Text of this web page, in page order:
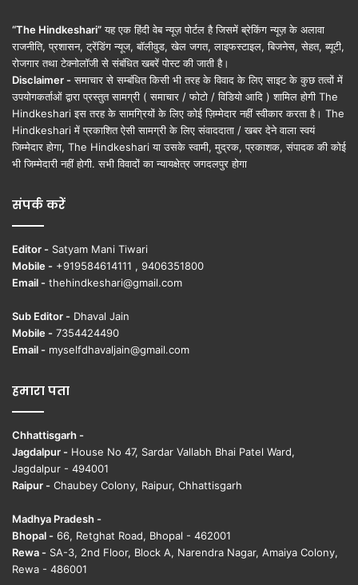
“The Hindkeshari”यह एक हिंदी वेब न्यूज़ पोर्टल है जिसमें ब्रेकिंग न्यूज़ के अलावा
राजनीति, प्रशासन, ट्रेंडिंग न्यूज, बॉलीवुड, खेल जगत, लाइफस्टाइल, बिजनेस, सेहत, ब्यूटी,
रोजगार तथा टेक्नोलॉजी से संबंधित खबरें पोस्ट की जाती है।
Disclaimer - समाचार से सम्बंधित किसी भी तरह के विवाद के लिए साइट के कुछ तत्वों में
उपयोगकर्ताओं द्वारा प्रस्तुत सामग्री ( समाचार / फोटो / विडियो आदि ) शामिल होगी The
Hindkeshari इस तरह के सामग्रियों के लिए कोई ज़िम्मेदार नहीं स्वीकार करता है। The
Hindkeshari में प्रकाशित ऐसी सामग्री के लिए संवाददाता / खबर देने वाला स्वयं
जिम्मेदार होगा, The Hindkeshari या उसके स्वामी, मुद्रक, प्रकाशक, संपादक की कोई
भी जिम्मेदारी नहीं होगी. सभी विवादों का न्यायक्षेत्र जगदलपुर होगा
संपर्क करें
Editor - Satyam Mani Tiwari
Mobile - +919584614111 , 9406351800
Email - thehindkeshari@gmail.com
Sub Editor - Dhaval Jain
Mobile - 7354424490
Email - myselfdhavaljain@gmail.com
हमारा पता
Chhattisgarh -
Jagdalpur - House No 47, Sardar Vallabh Bhai Patel Ward,
Jagdalpur - 494001
Raipur - Chaubey Colony, Raipur, Chhattisgarh
Madhya Pradesh -
Bhopal - 66, Retghat Road, Bhopal - 462001
Rewa - SA-3, 2nd Floor, Block A, Narendra Nagar, Amaiya Colony,
Rewa - 486001